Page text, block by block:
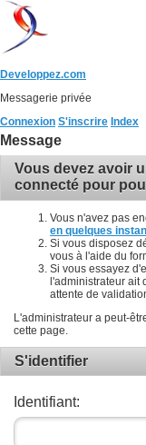
Developpez.com
Messagerie privée
Connexion S'inscrire Index
Message
Vous devez avoir
connecté pour
Vous n'avez pas
en quelques
Si vous disposez
vous à l'aide du
Si vous essayez
l'administrateur ait
attente de
L'administrateur a peut-
cette page.
S'identifier
Identifiant: